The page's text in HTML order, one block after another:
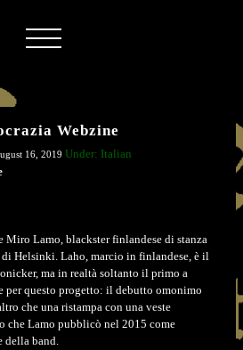
Webzine
16, 2019 Under: Italian
Miro Lamo, blackster finlandese di stanza
Helsinki. Laho, marcio in finlandese, è il
ma in realtà soltanto il primo a
per questo progetto: il debutto omonimo
che una ristampa con una veste
che Lamo pubblicò nel 2015 come
della band.